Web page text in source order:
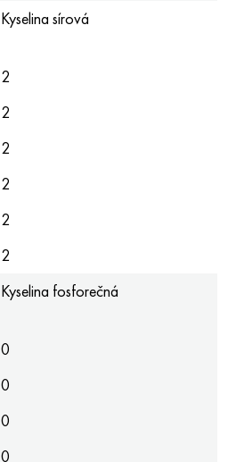
Kyselina sírová
2
2
2
2
2
2
Kyselina fosforečná
0
0
0
0